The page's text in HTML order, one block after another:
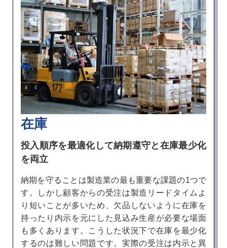
在庫
投入順序を最適化して納期遵守と在庫最少化
を両立
納期を守ることは製造業の最も重要な課題の1つで
す。しかし顧客からの受注は製造リードタイムよ
り短いことが多いため、欠品しないように在庫を
持ったり内示を元にした見込み生産が必要な場面
も多くあります。こうした状況下で在庫を最少化
するのは難しい問題です。実際の受注は内示と異